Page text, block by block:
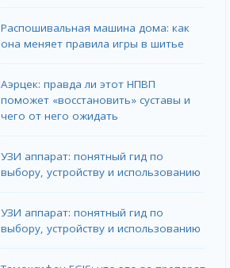
Распошивальная машина дома: как
она меняет правила игры в шитье
Аэрцек: правда ли этот НПВП
поможет «восстановить» суставы и
чего от него ожидать
УЗИ аппарат: понятный гид по
выбору, устройству и использованию
УЗИ аппарат: понятный гид по
выбору, устройству и использованию